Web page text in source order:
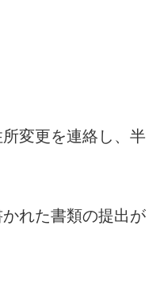
変更を連絡し、半
れた書類の提出が